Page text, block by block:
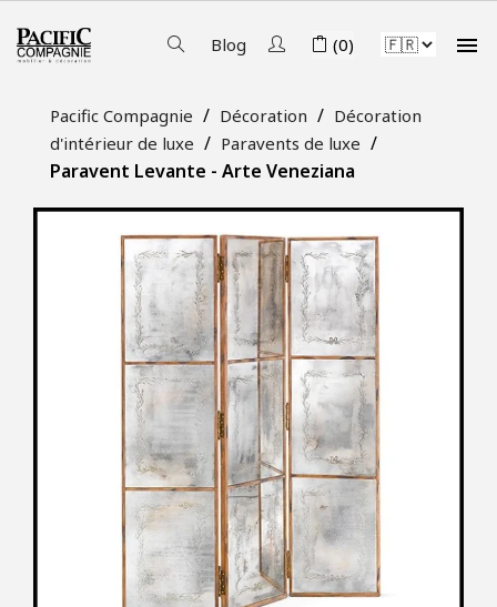
Blog (0) 
Pacific Compagnie Décoration
Décoration
d'intérieur de luxe
Paravents de luxe
Paravent Levante - Arte Veneziana